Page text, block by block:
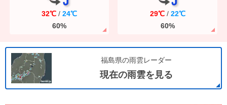
32℃ / 24℃
60%
29℃ / 22℃
60%
福島県の雨雲レーダー
現在の雨雲を見る